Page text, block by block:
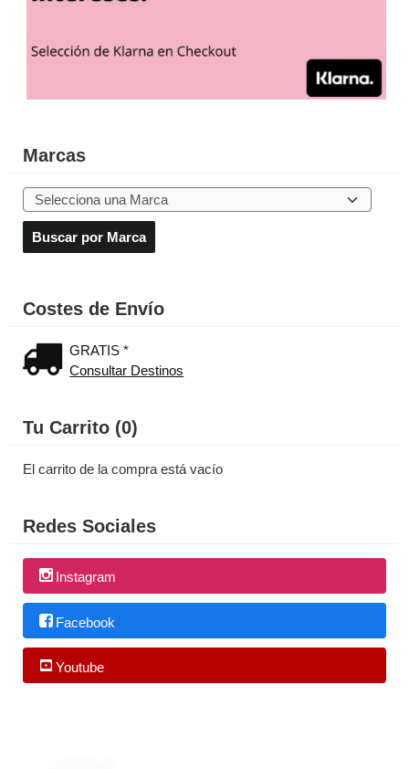
Marcas
Costes de Envío
GRATIS *
Consultar Destinos
Tu Carrito (0)
El carrito de la compra está vacío
Redes Sociales
Instagram
Facebook
Youtube